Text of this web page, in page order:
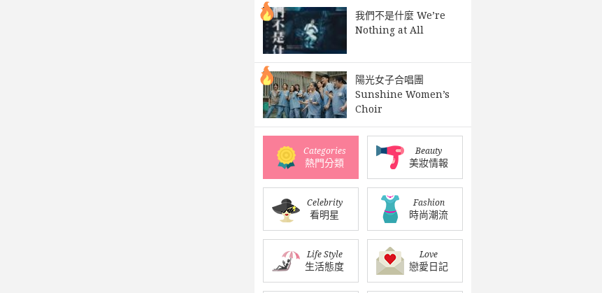
我們不是什麼 We’re
Nothing at All
陽光女子合唱團
Sunshine Women’s
Choir
Categories
熱門分類
Beauty
美妝情報
Celebrity
看明星
Fashion
時尚潮流
Life Style
生活態度
Love
戀愛日記